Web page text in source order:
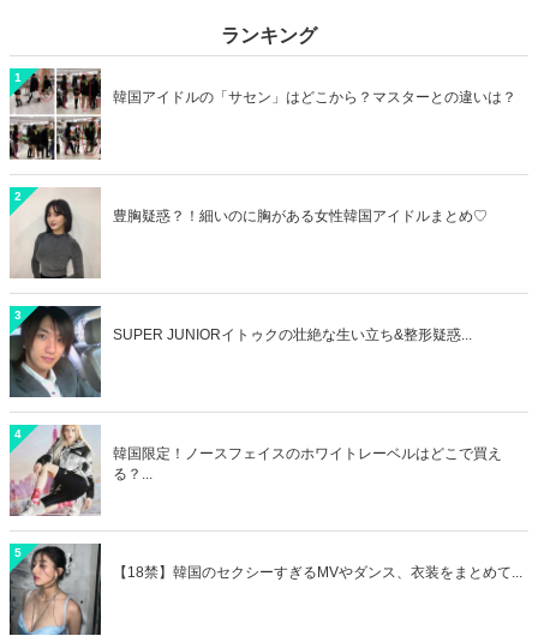
ランキング
1
韓国アイドルの「サセン」はどこから？マスターとの違いは？
2
豊胸疑惑？！細いのに胸がある女性韓国アイドルまとめ♡
3
SUPER JUNIORイトゥクの壮絶な生い立ち&整形疑惑...
4
韓国限定！ノースフェイスのホワイトレーベルはどこで買え
る？...
5
【18禁】韓国のセクシーすぎるMVやダンス、衣装をまとめて...